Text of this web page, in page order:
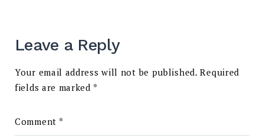
Leave a Reply
Your email address will not be published. Required
fields are marked *
Comment *